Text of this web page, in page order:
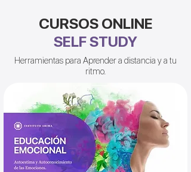
CURSOS ONLINE
SELF STUDY
Herramientas para Aprender a distancia y a tu
ritmo.